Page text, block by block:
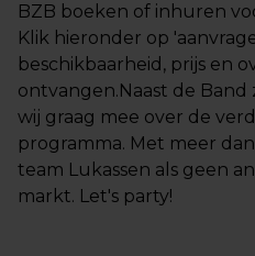
BZB boeken of inhuren
Klik hieronder op
beschikbaarheid, prijs en
ontvangen.Naast de
wij graag mee over de
programma. Met meer
team Lukassen als geen
markt. Let's party!